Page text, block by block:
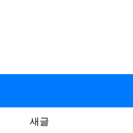
새글